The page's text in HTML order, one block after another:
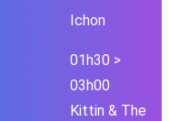
Ichon
01h30 >
03h00
Kittin & The